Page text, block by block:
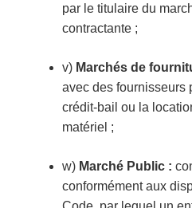
par le titulaire du
contractante ;
v) Marchés de
avec des fournisseurs
crédit-bail ou la
matériel ;
w) Marché Public :
conformément aux